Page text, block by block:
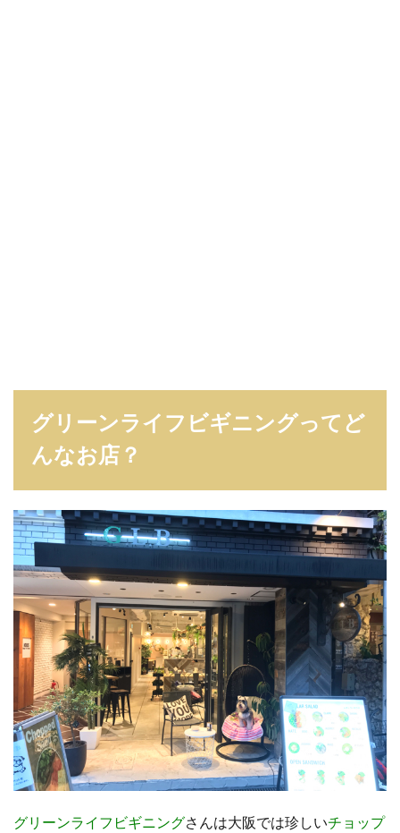
グリーンライフビギニングってど
んなお店？
グリーンライフビギニングさんは大阪では珍しいチョップ